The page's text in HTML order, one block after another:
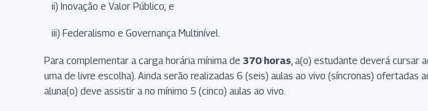
ii) Inovação e Valor Público; e
iii) Federalismo e Governança Multinível.
Para complementar a carga horária mínima de 370 horas , a(o) estudante deverá cursar
uma de livre escolha). Ainda serão realizadas 6 (seis) aulas ao vivo (síncronas)
aluna(o) deve assistir a no mínimo 5 (cinco) aulas ao vivo.